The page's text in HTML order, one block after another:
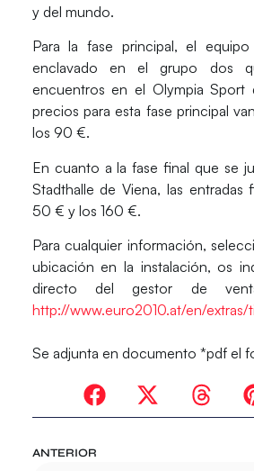
y del mundo.
Para la fase principal, el equipo
enclavado en el grupo dos
encuentros en el Olympia Sport
precios para esta fase principal
los 90 €.
En cuanto a la fase final que se
Stadthalle de Viena, las
50 € y los 160 €.
Para cualquier información,
ubicación en la instalación, os
directo del gestor de
http://www.euro2010.at/en/extras/
Se adjunta en documento *pdf el
ANTERIOR